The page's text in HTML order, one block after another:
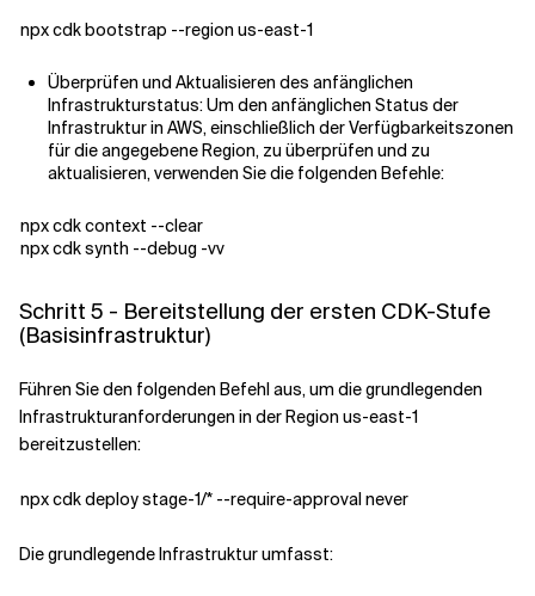
npx cdk bootstrap --region us-east-1
Überprüfen und Aktualisieren des anfänglichen
Infrastrukturstatus: Um den anfänglichen Status der
Infrastruktur in AWS, einschließlich der Verfügbarkeitszonen
für die angegebene Region, zu überprüfen und zu
aktualisieren, verwenden Sie die folgenden Befehle:
npx cdk context --clear
npx cdk synth --debug -vv
Schritt 5 - Bereitstellung der ersten CDK-Stufe
(Basisinfrastruktur)
Führen Sie den folgenden Befehl aus, um die grundlegenden
Infrastrukturanforderungen in der Region us-east-1
bereitzustellen:
npx cdk deploy stage-1/* --require-approval never
Die grundlegende Infrastruktur umfasst: